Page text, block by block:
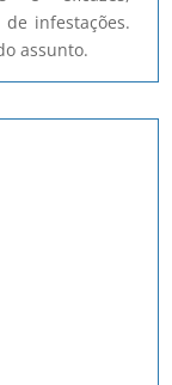
infestações.
assunto.